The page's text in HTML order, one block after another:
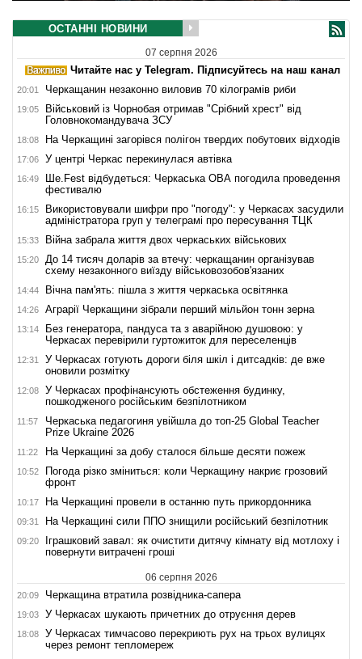
ОСТАННІ НОВИНИ
07 серпня 2026
Читайте нас у Telegram. Підписуйтесь на наш канал
20:01 Черкащанин незаконно виловив 70 кілограмів риби
19:05
Військовий із Чорнобая отримав "Срібний хрест" від
Головнокомандувача ЗСУ
18:08 На Черкащині загорівся полігон твердих побутових відходів
17:06 У центрі Черкас перекинулася автівка
16:49
Ше.Fest відбудеться: Черкаська ОВА погодила проведення
фестивалю
16:15
Використовували шифри про "погоду": у Черкасах засудили
адміністратора груп у телеграмі про пересування ТЦК
15:33 Війна забрала життя двох черкаських військових
15:20
До 14 тисяч доларів за втечу: черкащанин організував
схему незаконного виїзду військовозобов'язаних
14:44 Вічна пам'ять: пішла з життя черкаська освітянка
14:26 Аграрії Черкащини зібрали перший мільйон тонн зерна
13:14
Без генератора, пандуса та з аварійною душовою: у
Черкасах перевірили гуртожиток для переселенців
12:31
У Черкасах готують дороги біля шкіл і дитсадків: де вже
оновили розмітку
12:08
У Черкасах профінансують обстеження будинку,
пошкодженого російським безпілотником
11:57
Черкаська педагогиня увійшла до топ-25 Global Teacher
Prize Ukraine 2026
11:22 На Черкащині за добу сталося більше десяти пожеж
10:52
Погода різко зміниться: коли Черкащину накриє грозовий
фронт
10:17 На Черкащині провели в останню путь прикордонника
09:31 На Черкащині сили ППО знищили російський безпілотник
09:20
Іграшковий завал: як очистити дитячу кімнату від мотлоху і
повернути витрачені гроші
06 серпня 2026
20:09 Черкащина втратила розвідника-сапера
19:03 У Черкасах шукають причетних до отруєння дерев
18:08
У Черкасах тимчасово перекриють рух на трьох вулицях
через ремонт тепломереж